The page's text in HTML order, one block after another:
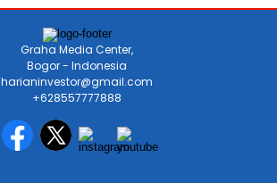
Graha Media Center,
Bogor - Indonesia
harianinvestor@gmail.com
+628557777888